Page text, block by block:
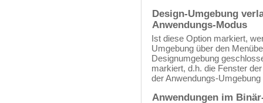
Design-Umgebung
Anwendungs-Modus
Ist diese Option markiert,
Umgebung über den
Designumgebung
markiert, d.h. die Fenster
der Anwendungs-Umgebung
Anwendungen im